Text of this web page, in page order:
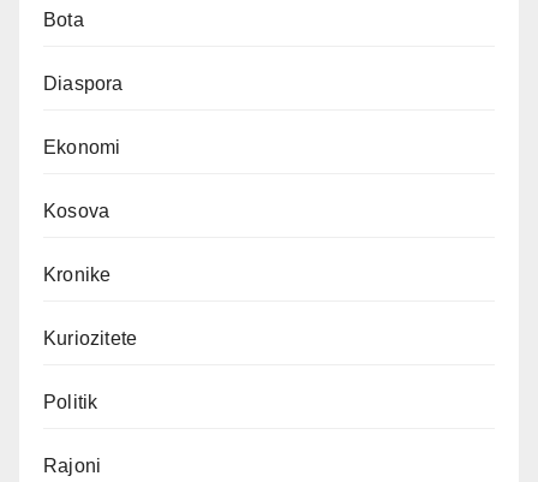
Bota
Diaspora
Ekonomi
Kosova
Kronike
Kuriozitete
Politik
Rajoni